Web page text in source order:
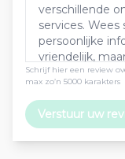
Schrijf hier een review
max zo’n 5000 karakters
Verstuur uw